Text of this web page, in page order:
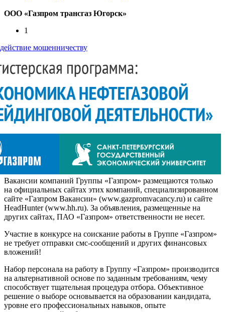
ООО «Газпром трансгаз Югорск»
1
мошенничеству
Вакансии компаний Группы «Газпром» размещаются только
на официальных сайтах этих компаний, специализированном
сайте «Газпром Вакансии» (www.gazpromvacancy.ru) и сайте
HeadHunter (www.hh.ru). За объявления, размещенные на
других сайтах, ПАО «Газпром» ответственности не несет.
Участие в конкурсе на соискание работы в Группе «Газпром»
не требует отправки смс-сообщений и других финансовых
вложений!
Набор персонала на работу в Группу «Газпром» производится
на альтернативной основе по заданным требованиям, чему
способствует тщательная процедура отбора. Объективное
решение о выборе основывается на образовании кандидата,
уровне его профессиональных навыков, опыте